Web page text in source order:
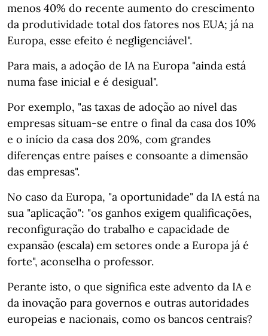
menos 40% do recente aumento do crescimento
da produtividade total dos fatores nos EUA; já na
Europa, esse efeito é negligenciável".
Para mais, a adoção de IA na Europa "ainda está
numa fase inicial e é desigual".
Por exemplo, "as taxas de adoção ao nível das
empresas situam-se entre o final da casa dos 10%
e o início da casa dos 20%, com grandes
diferenças entre países e consoante a dimensão
das empresas".
No caso da Europa, "a oportunidade" da IA está na
sua "aplicação": "os ganhos exigem qualificações,
reconfiguração do trabalho e capacidade de
expansão (escala) em setores onde a Europa já é
forte", aconselha o professor.
Perante isto, o que significa este advento da IA e
da inovação para governos e outras autoridades
europeias e nacionais, como os bancos centrais?